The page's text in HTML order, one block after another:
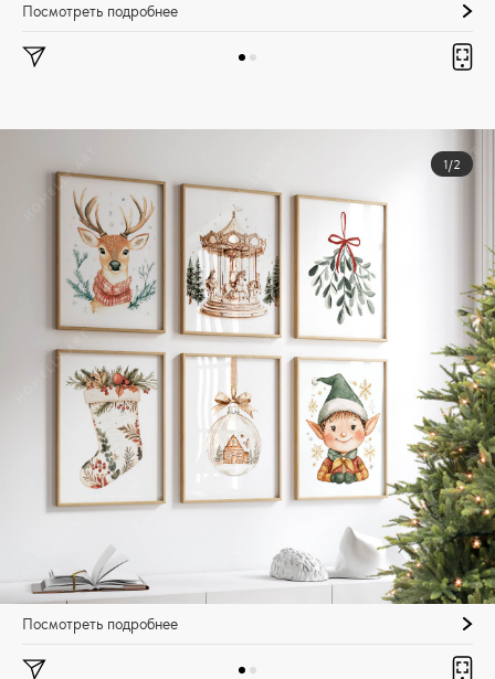
Посмотреть подробнее
1/2
Посмотреть подробнее